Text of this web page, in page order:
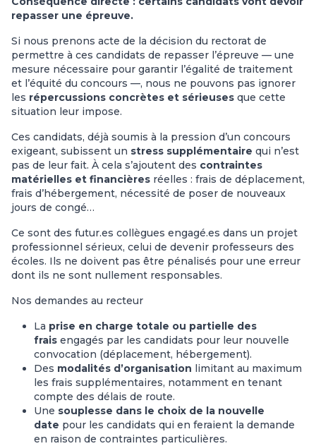
repasser une épreuve.
Si nous prenons acte de la décision du rectorat de
permettre à ces candidats de repasser l’épreuve — une
mesure nécessaire pour garantir l’égalité de traitement
et l’équité du concours —, nous ne pouvons pas ignorer
les répercussions concrètes et sérieuses que cette
situation leur impose.
Ces candidats, déjà soumis à la pression d’un concours
exigeant, subissent un stress supplémentaire qui n’est
pas de leur fait. À cela s’ajoutent des contraintes
matérielles et financières réelles : frais de déplacement,
frais d’hébergement, nécessité de poser de nouveaux
jours de congé…
Ce sont des futur.es collègues engagé.es dans un projet
professionnel sérieux, celui de devenir professeurs des
écoles. Ils ne doivent pas être pénalisés pour une erreur
dont ils ne sont nullement responsables.
Nos demandes au recteur
La prise en charge totale ou partielle des
frais engagés par les candidats pour leur nouvelle
convocation (déplacement, hébergement).
Des modalités d’organisation limitant au maximum
les frais supplémentaires, notamment en tenant
compte des délais de route.
Une souplesse dans le choix de la nouvelle
date pour les candidats qui en feraient la demande
en raison de contraintes particulières.